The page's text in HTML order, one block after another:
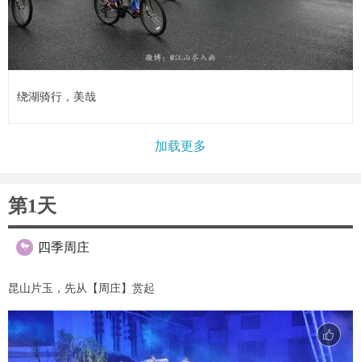
绕湖骑行，美哉
加载更多
第1天
 四季周庄
昆山片玉，先从【周庄】赏起